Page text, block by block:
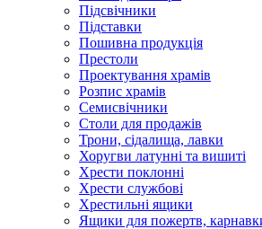
Підсвічники
Підставки
Пошивна продукція
Престоли
Проектування храмів
Розпис храмів
Семисвічники
Столи для продажів
Трони, сідалища, лавки
Хоругви латунні та вишиті
Хрести поклонні
Хрести службові
Хрестильні ящики
Ящики для пожертв,